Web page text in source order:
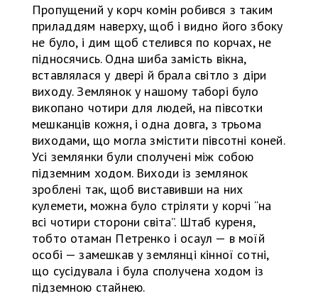
Пропущений у корч комін робився з таким
приладдям наверху, щоб і видно його збоку
не було, і дим щоб стелився по корчах, не
підносячись. Одна шиба замість вікна,
вставлялася у двері й брала світло з діри
виходу. Землянок у нашому таборі було
викопано чотири для людей, на півсотки
мешканців кожня, і одна довга, з трьома
виходами, що могла змістити півсотні коней.
Усі землянки були сполучені між собою
підземним ходом. Виходи із землянок
зроблені так, щоб виставивши на них
кулемети, можна було стріляти у корчі “на
всі чотири сторони світа”. Штаб куреня,
тобто отаман Петренко і осаул — в моїй
особі — замешкав у землянці кінної сотні,
що сусідувала і була сполучена ходом із
підземною стайнею.